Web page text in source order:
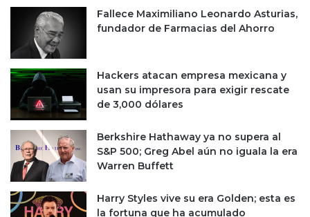
Fallece Maximiliano Leonardo Asturias,
fundador de Farmacias del Ahorro
Hackers atacan empresa mexicana y
usan su impresora para exigir rescate
de 3,000 dólares
Berkshire Hathaway ya no supera al
S&P 500; Greg Abel aún no iguala la era
Warren Buffett
Harry Styles vive su era Golden; esta es
la fortuna que ha acumulado